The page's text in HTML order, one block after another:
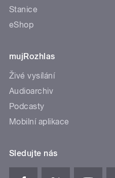
Stanice
eShop
mujRozhlas
Živé vysílání
Audioarchiv
Podcasty
Mobilní aplikace
Sledujte nás